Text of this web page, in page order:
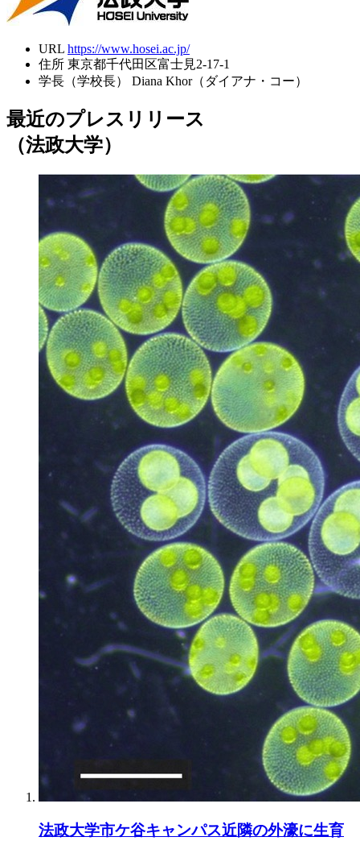
URL https://www.hosei.ac.jp/
住所 東京都千代田区富士見2-17-1
学長（学校長）
Diana Khor（ダイアナ・コー）
最近のプレスリリース
（法政大学）
法政大学市ケ谷キャンパス近隣の外濠に生育